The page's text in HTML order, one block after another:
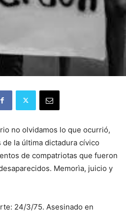
no olvidamos lo que ocurrió,
la última dictadura cívico
de compatriotas que fueron
Memorìa, juicio y
24/3/75. Asesinado en